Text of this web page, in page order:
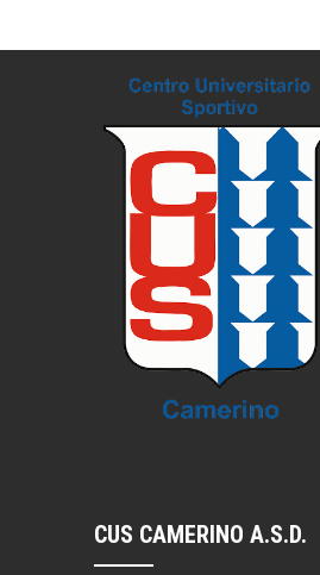
CUS CAMERINO A.S.D.